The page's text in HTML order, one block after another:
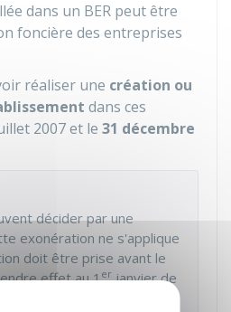
dans un BER peut être
foncière des entreprises
réaliser une création ou
dans ces
2007 et le 31 décembre
décider par une
exonération ne s'applique
doit être prise avant le
effet au 1erjanvier de